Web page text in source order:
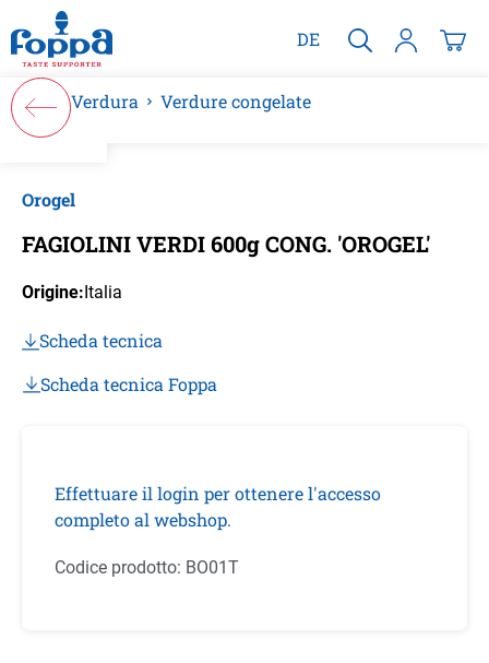
principale
DE
Verdura Verdure congelate
Orogel
FAGIOLINI VERDI 600g CONG. 'OROGEL'
Origine:Italia
Scheda tecnica
Scheda tecnica Foppa
Effettuare il login per ottenere l'accesso
completo al webshop.
Codice prodotto: BO01T